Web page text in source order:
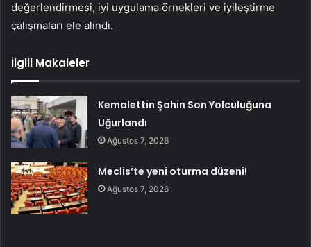
değerlendirmesi, iyi uygulama örnekleri ve iyileştirme
çalışmaları ele alındı.
İlgili Makaleler
Kemalettin Şahin Son Yolculuğuna
Uğurlandı
Ağustos 7, 2026
Meclis’te yeni oturma düzeni!
Ağustos 7, 2026